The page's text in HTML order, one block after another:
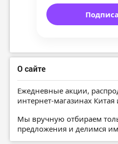
О сайте
Ежедневные акции,
интернет-магазинах Китая
Мы вручную отбираем
предложения и делимся